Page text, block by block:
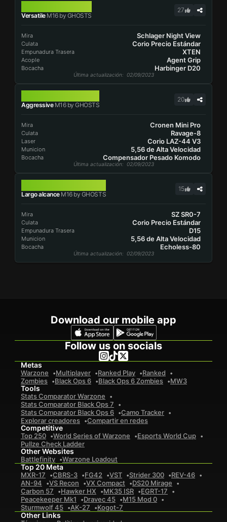
VersatileM16 by GHOSTS
27
Mira Schlager Night View
Culata Corio Precio Estándar
Empunadura Trasera XTEN
Acople Agent Grip
Bocacha Harbinger D20
Última actualización: 02/09/2023
AggressiveM16 by GHOSTS
20
Mira Cronen Mini Pro
Culata Ravage-8
Laser Corio LAZ-44 V3
Municion 5,56 de Alta Velocidad
Bocacha Compensador Pesado Komodo
Última actualización: 02/09/2023
Largo alcanceM16 by GHOSTS
15
Mira SZ SR0-7
Culata Corio Precio Estándar
Empunadura Trasera D15
Municion 5,56 de Alta Velocidad
Bocacha Echoless-80
Última actualización: 02/09/2023
Download our mobile app
Follow us on socials
Metas
Warzone Multiplayer Ranked Play
Ranked
Zombies
Black Ops 6 Black Ops 6 Zombies MW3
Tools
Stats Comparator Warzone
Stats Comparator Black Ops 7
Stats Comparator Black Ops 6
Camo Tracker
Explorar creadores
Compartir en redes
Competitive
Top 250 World Series of Warzone
Esports World Cup
Pullze Check Ladder
Other Websites
Battlefinity Warzone Loadout
Top 20 Meta
MXR-17 CBRS-3 FG42 VST Strider 300
REV-46
AN-94
VS Recon VX Compact
DS20 Mirage
Carbon 57
Hawker HX MK35 ISR
EGRT-17
Peacekeeper Mk1
Dravec 45
M15 Mod 0
Sturmwolf 45
AK-27 Kogot-7
Other Links